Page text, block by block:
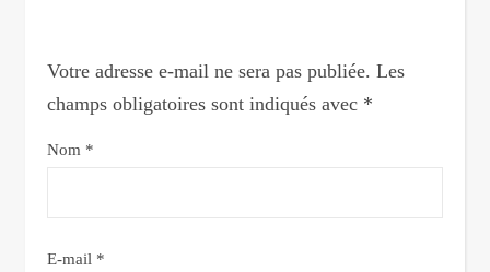
Votre adresse e-mail ne sera pas publiée. Les
champs obligatoires sont indiqués avec *
Nom *
E-mail *